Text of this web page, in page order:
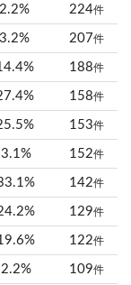
224件
207件
188件
158件
153件
152件
142件
129件
122件
109件